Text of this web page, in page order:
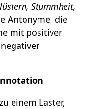
Stummheit,
Antonyme, die
mit positiver
einem Laster,